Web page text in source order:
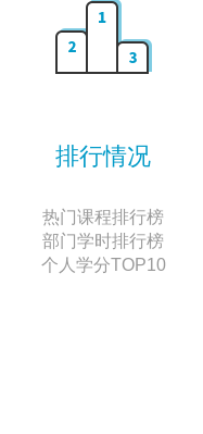
排行情况
热门课程排行榜
部门学时排行榜
个人学分TOP10